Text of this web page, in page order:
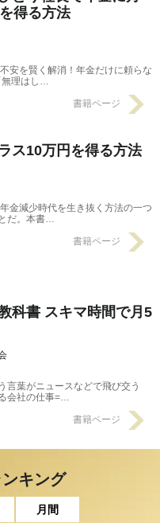
得る方法
安を賢く解消！年金だけに頼らな
無理はし…
書籍ページ
ス10万円を得る方法
金減少時代を生き抜く方法の一つ
だ。本書…
書籍ページ
科書 スキマ時間で月5
言葉がニュースなどで飛び交う
会社の仕事=…
書籍ページ
キング
月間